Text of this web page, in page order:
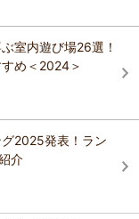
室内遊び場26選！
め＜2024＞
2025発表！ラン
介